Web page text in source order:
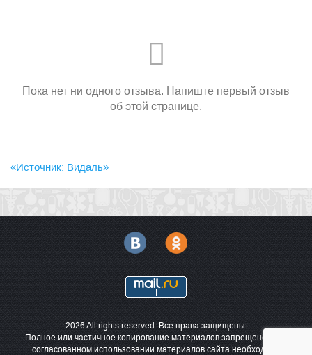
Пока нет ни одного отзыва. Напиште первый отзыв
об этой странице.
«Источник: Видаль»
2026 All rights reserved. Все права защищены.
Полное или частичное копирование материалов запрещено. При
согласованном использовании материалов сайта необходима